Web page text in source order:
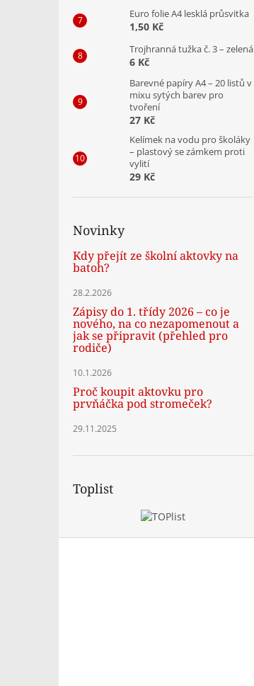
Euro folie A4 lesklá průsvitka
1,50 Kč
Trojhranná tužka č. 3 – zelená
6 Kč
Barevné papíry A4 – 20 listů v
mixu sytých barev pro
tvoření
27 Kč
Kelímek na vodu pro školáky
– plastový se zámkem proti
vylití
29 Kč
Novinky
Kdy přejít ze školní aktovky na
batoh?
28.2.2026
Zápisy do 1. třídy 2026 – co je
nového, na co nezapomenout a
jak se připravit (přehled pro
rodiče)
10.1.2026
Proč koupit aktovku pro
prvňáčka pod stromeček?
29.11.2025
Toplist